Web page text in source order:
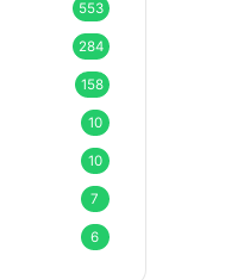
553
284
158
10
10
7
6